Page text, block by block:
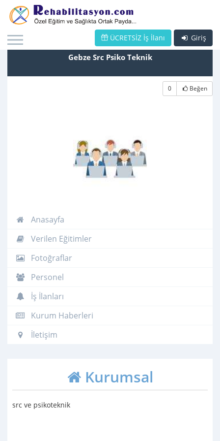
Giriş
ÜCRETSİZ İş İlanı
Gebze Src Psiko Teknik
0 Beğen
Anasayfa
Verilen Eğitimler
Fotoğraflar
Personel
İş İlanları
Kurum Haberleri
İletişim
Kurumsal
src ve psikoteknik